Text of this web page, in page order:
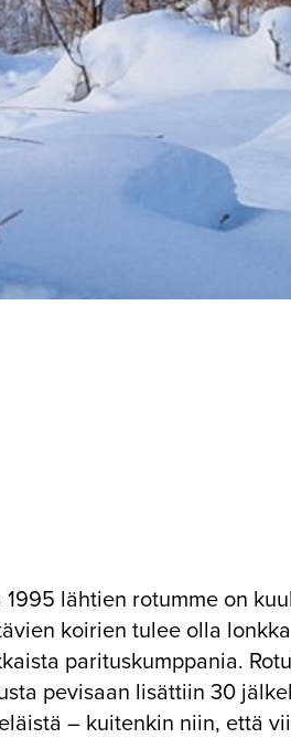
lähtien rotumme on
koirien tulee olla
parituskumppania.
pevisaan lisättiin 30
– kuitenkin niin, että